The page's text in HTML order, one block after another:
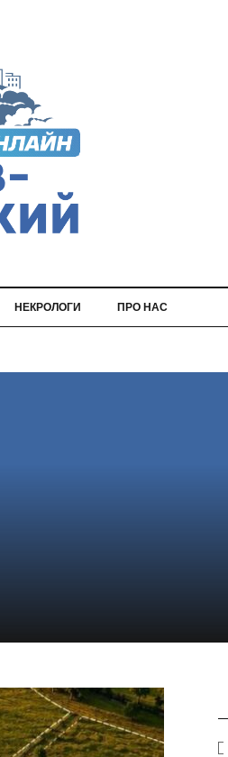
НЕКРОЛОГИ ПРО НАС